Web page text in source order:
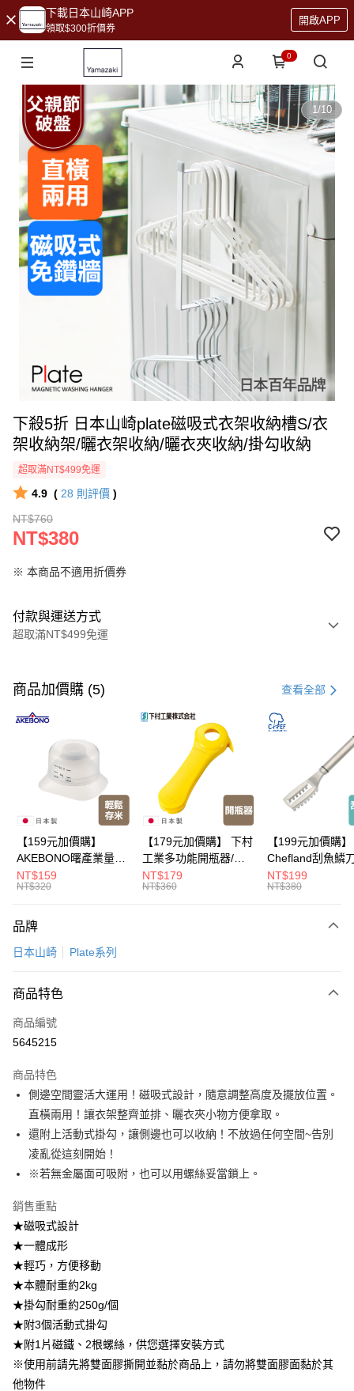
下載日本山崎APP
領取$300折價券
開啟APP
0
1/10
下殺5折 日本山崎plate磁吸式衣架收納槽S/衣
架收納架/曬衣架收納/曬衣夾收納/掛勾收納
超取滿NT$499免運
4.9 ( 28 則評價 )
NT$760
NT$380
※ 本商品不適用折價券
付款與運送方式
超取滿NT$499免運
信用卡一次付款
超商取貨付款
LINE Pay
Apple Pay
Google Pay
全盈+PAY
大哥付你分期
【大哥付你分期使用說明】
1.本服務由台灣大哥大提供，台灣大哥大用戶可立即使用無須另外申請。
2.付款方式選擇「大哥付你分期」，訂單成立後會自動跳轉到大哥付的交易
成交易。
3.實際核准額度、可分期數及費用金額請依後續交易確認頁面所載為準。
4.訂單成立30分鐘內，如未前往確認交易或遇審核未通過，訂單將自動取
消。如遇「轉專審核」未通過狀況，表示未達大哥付你分期系統評分，恕無
法說明評估內容。
1.分期款項不併入電信帳單，「大哥付你分期」於每月結算日後寄送繳費提
2.透過簡訊連結打開帳單後，可選擇「超商條碼／台灣大直營門市／銀行轉
帳／街口支付／iPASS MONEY」等通路繳費。
【注意事項】
1.本服務係由「台灣大哥大股份有限公司」（以下簡稱本公司）所提供，讓
用戶於交易時，得透過本服務購買商品或服務，並由商店將買賣／分期付款
2.基於同意付款使用「大哥付你分期」之契約關係目的，商店將以您的個人
資料（包含姓名、電話或地址）提供予台灣大哥大進項蒐集、處理及利用，
由本公司與您本人進行分期帳單所需資料之確認、核對及更正。
3.完整用戶服務條款，請詳閱以下連結：
每筆NT$100，滿NT$499(含以上)免運費
每筆NT$100，滿NT$499(含以上)免運費
7-11取貨付款
每筆NT$100，滿NT$499(含以上)免運費
付款後7-11取貨
每筆NT$100，滿NT$499(含以上)免運費
宅配$499免運
每筆NT$150，滿NT$499(含以上)免運費
商品加價購 (5) 查看全部
【159元加價購】
AKEBONO曙產業量米
杯漏斗組(白)/量米杯/
米桶/量米用具/任二件8
NT$159
NT$320
【179元加價購】 下村
工業多功能開瓶器/開
瓶器/餐廚用品/料理道
具/任二件8折
NT$179
NT$360
【199元加價購】
Chefland刮魚鱗
魚鱗器/廚房用品/
道具/任二件8折
NT$199
NT$380
品牌
日本山崎 Plate系列
商品特色
商品編號
5645215
商品特色
側邊空間靈活大運用！磁吸式設計，隨意調整高度及擺放位置。
直橫兩用！讓衣架整齊並排、曬衣夾小物方便拿取。
還附上活動式掛勾，讓側邊也可以收納！不放過任何空間~告別
凌亂從這刻開始！
※若無金屬面可吸附，也可以用螺絲妥當鎖上。
銷售重點
★磁吸式設計
★一體成形
★輕巧，方便移動
★本體耐重約2kg
★掛勾耐重約250g/個
★附3個活動式掛勾
★附1片磁鐵、2根螺絲，供您選擇安裝方式
※使用前請先將雙面膠撕開並黏於商品上，請勿將雙面膠面黏於其
他物件